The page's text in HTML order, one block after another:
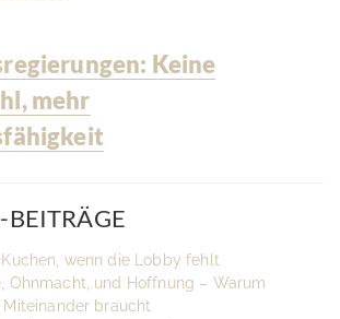
Keine
mehr
BEITRÄGE
wenn die Lobby fehlt
Ohnmacht, und Hoffnung – Warum
braucht